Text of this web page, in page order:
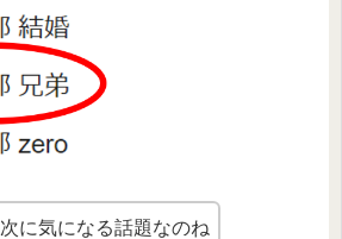
に気になる話題なのね